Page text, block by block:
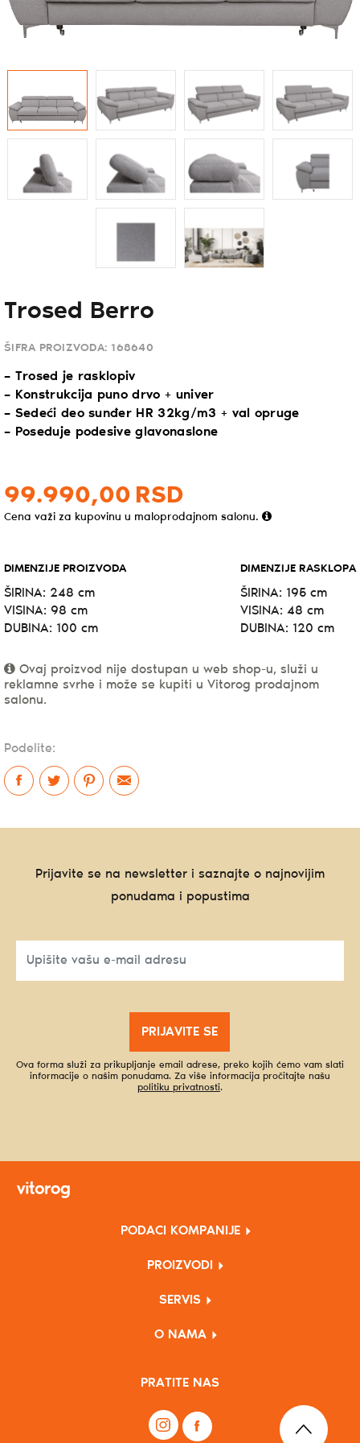
Trosed Berro
ŠIFRA PROIZVODA: 168640
– Trosed je rasklopiv
– Konstrukcija puno drvo + univer
– Sedeći deo sunđer HR 32kg/m3 + val opruge
– Poseduje podesive glavonaslone
99.990,00 RSD
Cena važi za kupovinu u maloprodajnom salonu.
DIMENZIJE PROIZVODA
ŠIRINA: 248 cm
VISINA: 98 cm
DUBINA: 100 cm
DIMENZIJE RASKLOPA
ŠIRINA: 195 cm
VISINA: 48 cm
DUBINA: 120 cm
Ovaj proizvod nije dostupan u web shop-u, služi u
reklamne svrhe i može se kupiti u Vitorog prodajnom
salonu.
Podelite:
Prijavite se na newsletter i saznajte o najnovijim
ponudama i popustima
PRIJAVITE SE
Ova forma služi za prikupljanje email adrese, preko kojih ćemo vam slati
informacije o našim ponudama. Za više informacija pročitajte našu
politiku privatnosti.
PODACI KOMPANIJE
PROIZVODI
SERVIS
O NAMA
PRATITE NAS